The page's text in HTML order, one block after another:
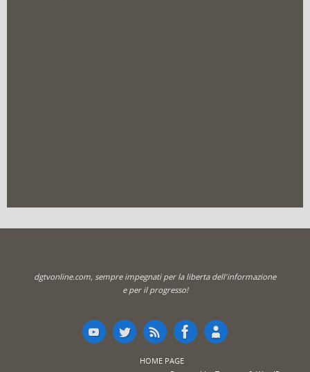
dgtvonline.com, sempre impegnati per la liberta dell'informazione
e per il progresso!
HOME PAGE